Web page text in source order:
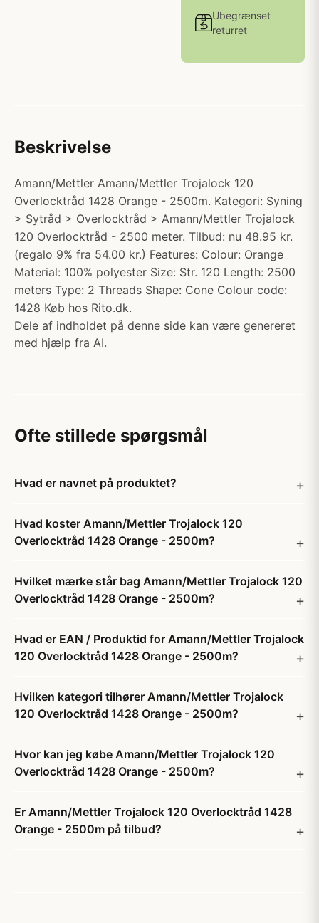
Ubegrænset
returret
Beskrivelse
Amann/Mettler Amann/Mettler Trojalock 120
Overlocktråd 1428 Orange - 2500m. Kategori: Syning
> Sytråd > Overlocktråd > Amann/Mettler Trojalock
120 Overlocktråd - 2500 meter. Tilbud: nu 48.95 kr.
(regalo 9% fra 54.00 kr.) Features: Colour: Orange
Material: 100% polyester Size: Str. 120 Length: 2500
meters Type: 2 Threads Shape: Cone Colour code:
1428 Køb hos Rito.dk.
Dele af indholdet på denne side kan være genereret
med hjælp fra AI.
Ofte stillede spørgsmål
Hvad er navnet på produktet?
Hvad koster Amann/Mettler Trojalock 120
Overlocktråd 1428 Orange - 2500m?
Hvilket mærke står bag Amann/Mettler Trojalock 120
Overlocktråd 1428 Orange - 2500m?
Hvad er EAN / Produktid for Amann/Mettler Trojalock
120 Overlocktråd 1428 Orange - 2500m?
Hvilken kategori tilhører Amann/Mettler Trojalock
120 Overlocktråd 1428 Orange - 2500m?
Hvor kan jeg købe Amann/Mettler Trojalock 120
Overlocktråd 1428 Orange - 2500m?
Er Amann/Mettler Trojalock 120 Overlocktråd 1428
Orange - 2500m på tilbud?